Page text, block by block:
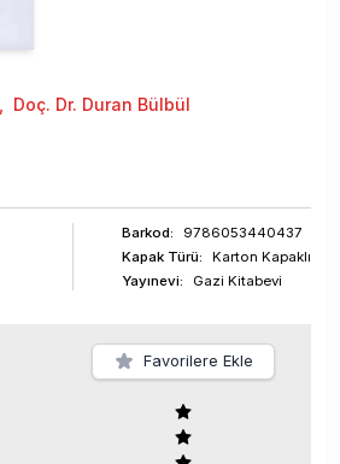
Doç. Dr. Duran Bülbül
Barkod:
9786053440437
Kapak Türü:
Karton Kapaklı
Yayınevi:
Gazi Kitabevi
Favorilere Ekle